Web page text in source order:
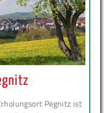
Pegnitz ist